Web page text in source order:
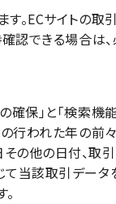
。ECサイトの取
認できる場合は
確保」と「検索機
の行われた年の
の他の日付、取
当該取引データ